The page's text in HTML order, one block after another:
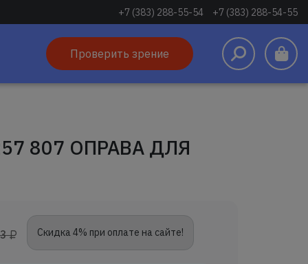
+7 (383) 288-55-54 +7 (383) 288-54-55
Проверить зрение
807 ОПРАВА ДЛЯ
Скидка 4% при оплате на сайте!